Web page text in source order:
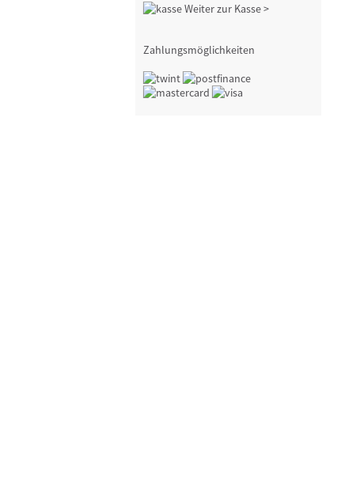
Weiter zur Kasse >
Zahlungsmöglichkeiten